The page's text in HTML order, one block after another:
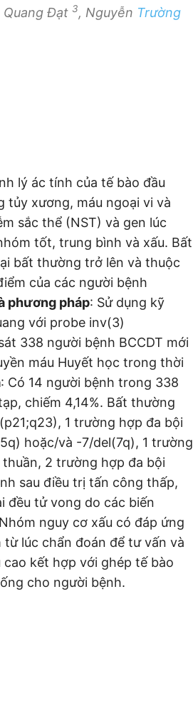
Quang Đạt 3, Nguyễn Trường
lý ác tính của tế bào đầu
xương, máu ngoại vi và
sắc thể (NST) và gen lúc
tốt, trung bình và xấu. Bất
bất thường trở lên và thuộc
của các người bệnh
phương pháp: Sử dụng kỹ
với probe inv(3)
338 người bệnh BCCDT mới
máu Huyết học trong thời
: Có 14 người bệnh trong 338
chiếm 4,14%. Bất thường
1 trường hợp đa bội
hoặc/và -7/del(7q), 1 trường
2 trường hợp đa bội
sau điều trị tấn công thấp,
đều tử vong do các biến
nguy cơ xấu có đáp ứng
lúc chẩn đoán để tư vấn và
kết hợp với ghép tế bào
cho người bệnh.